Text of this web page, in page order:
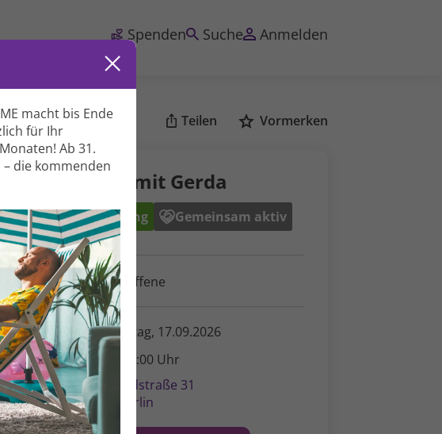
Spenden Suche Anmelden
macht bis Ende
für Ihr
Ab 31.
die kommenden
Teilen Vormerken
Backen mit Gerda
Ernährung Gemeinsam aktiv
Für Betroffene
Donnerstag, 17.09.2026
11:00 - 14:00 Uhr
Hildegardstraße 31
10715 Berlin